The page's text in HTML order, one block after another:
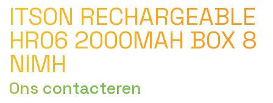
ITSON RECHARGEABLE
HR06 2000MAH BOX 8
NIMH
Ons contacteren